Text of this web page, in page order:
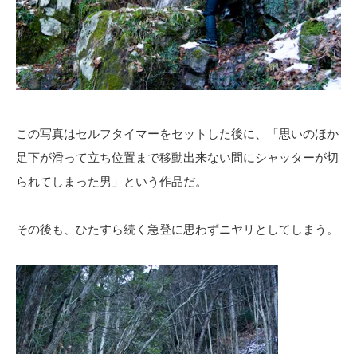
この写真はセルフタイマーをセットした後に、「思いのほか
足下が滑って立ち位置まで移動出来ない間にシャッターが切
られてしまった男」という作品だ。
その後も、ひたすら続く急登に思わずニヤリとしてしまう。